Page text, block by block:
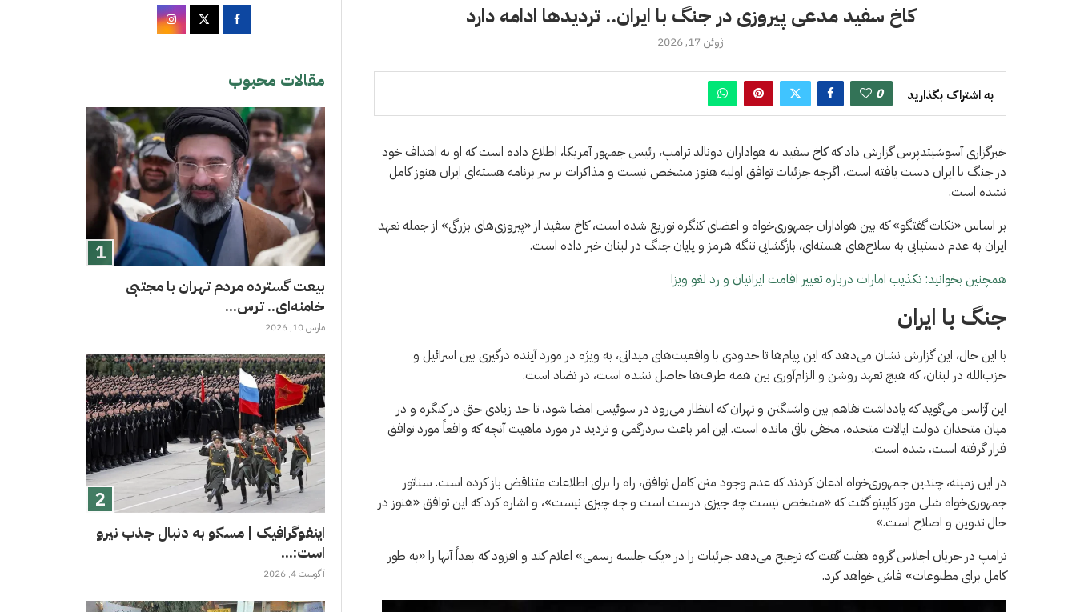
کاخ سفید مدعی پیروزی در جنگ با ایران.. تردیدها ادامه دارد
ژوئن 17, 2026
به اشتراک بگذارید 0
خبرگزاری آسوشیتدپرس گزارش داد که کاخ سفید به هواداران دونالد ترامپ، رئیس جمهور آمریکا، اطلاع داده است که او به اهداف خود
در جنگ با ایران دست یافته است، اگرچه جزئیات توافق اولیه هنوز مشخص نیست و مذاکرات بر سر برنامه هسته‌ای ایران هنوز کامل
نشده است.
بر اساس «نکات گفتگو» که بین هواداران جمهوری‌خواه و اعضای کنگره توزیع شده است، کاخ سفید از «پیروزی‌های بزرگی» از جمله تعهد
ایران به عدم دستیابی به سلاح‌های هسته‌ای، بازگشایی تنگه هرمز و پایان جنگ در لبنان خبر داده است.
همچنین بخوانید: تکذیب امارات درباره تغییر اقامت ایرانیان و رد لغو ویزا
جنگ با ایران
با این حال، این گزارش نشان می‌دهد که این پیام‌ها تا حدودی با واقعیت‌های میدانی، به ویژه در مورد آینده درگیری بین اسرائیل و
حزب‌الله در لبنان، که هیچ تعهد روشن و الزام‌آوری بین همه طرف‌ها حاصل نشده است، در تضاد است.
این آژانس می‌گوید که یادداشت تفاهم بین واشنگتن و تهران که انتظار می‌رود در سوئیس امضا شود، تا حد زیادی حتی در کنگره و در
میان متحدان دولت ایالات متحده، مخفی باقی مانده است. این امر باعث سردرگمی و تردید در مورد ماهیت آنچه که واقعاً مورد توافق
قرار گرفته است، شده است.
در این زمینه، چندین جمهوری‌خواه اذعان کردند که عدم وجود متن کامل توافق، راه را برای اطلاعات متناقض باز کرده است. سناتور
جمهوری‌خواه شلی مور کاپیتو گفت که «مشخص نیست چه چیزی درست است و چه چیزی نیست»، و اشاره کرد که این توافق «هنوز در
حال تدوین و اصلاح است.»
ترامپ در جریان اجلاس گروه هفت گفت که ترجیح می‌دهد جزئیات را در «یک جلسه رسمی» اعلام کند و افزود که بعداً آنها را «به طور
کامل برای مطبوعات» فاش خواهد کرد.
مقالات محبوب
بیعت گسترده مردم تهران با مجتبی
خامنه‌ای.. ترس...
مارس 10, 2026
اینفوگرافیک | مسکو به دنبال جذب نیرو
است:...
آگوست 4, 2026